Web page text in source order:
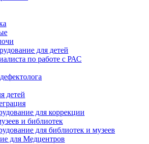
для детей
по работе с РАС
детей
для коррекции
и библиотек
для библиотек и музеев
для Медцентров